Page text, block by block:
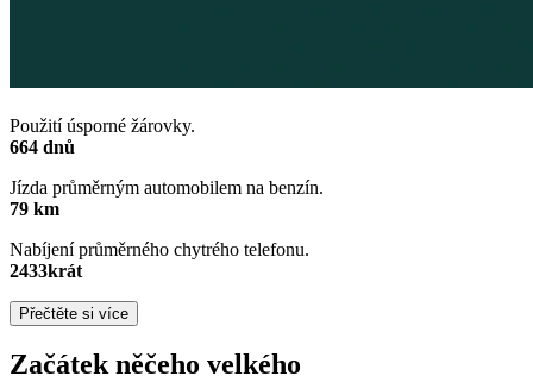
Použití úsporné žárovky.
664 dnů
Jízda průměrným automobilem na benzín.
79 km
Nabíjení průměrného chytrého telefonu.
2433krát
Přečtěte si více
Začátek něčeho velkého